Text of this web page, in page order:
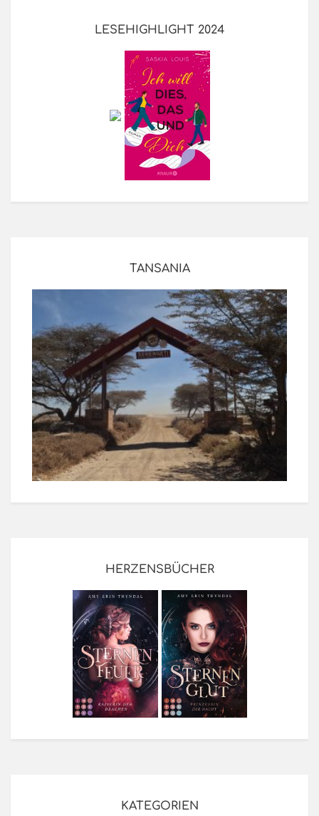
LESEHIGHLIGHT 2024
TANSANIA
HERZENSBÜCHER
KATEGORIEN